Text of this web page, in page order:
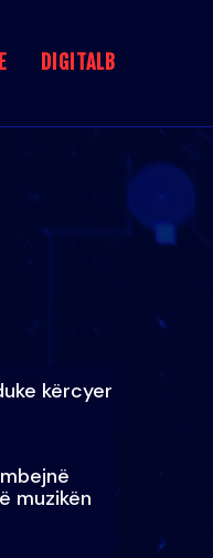
DIGITALB
kërcyer
muzikën